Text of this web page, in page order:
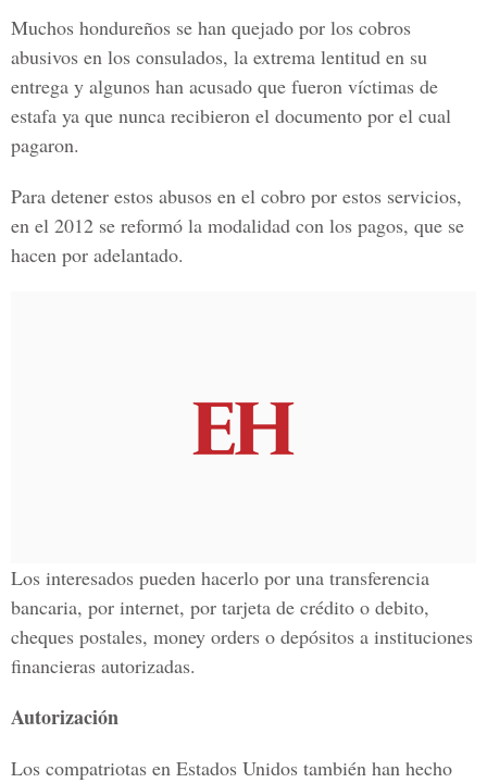
Muchos hondureños se han quejado por los cobros
abusivos en los consulados, la extrema lentitud en su
entrega y algunos han acusado que fueron víctimas de
estafa ya que nunca recibieron el documento por el cual
pagaron.
Para detener estos abusos en el cobro por estos servicios,
en el 2012 se reformó la modalidad con los pagos, que se
hacen por adelantado.
Los interesados pueden hacerlo por una transferencia
bancaria, por internet, por tarjeta de crédito o debito,
cheques postales, money orders o depósitos a instituciones
financieras autorizadas.
Autorización
Los compatriotas en Estados Unidos también han hecho